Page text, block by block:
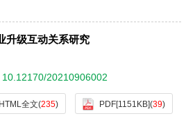
升级互动关系研究
10.12170/20210906002
HTML全文(235) PDF[1151KB](39)